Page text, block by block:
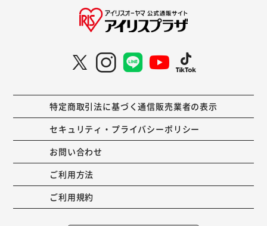
特定商取引法に基づく通信販売業者の表示
セキュリティ・プライバシーポリシー
お問い合わせ
ご利用方法
ご利用規約